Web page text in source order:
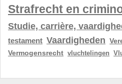
Strafrecht en
Studie, carrière,
testament Vaardigheden
Vermogensrecht vluchtelingen